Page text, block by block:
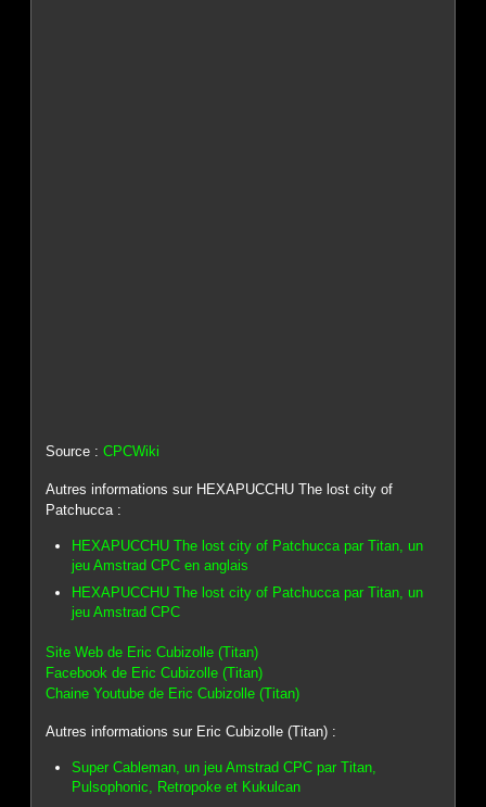
Source :CPCWiki
Autres informations sur HEXAPUCCHU The lost city of
Patchucca :
HEXAPUCCHU The lost city of Patchucca par Titan, un
jeu Amstrad CPC en anglais
HEXAPUCCHU The lost city of Patchucca par Titan, un
jeu Amstrad CPC
Site Web de Eric Cubizolle (Titan)
Facebook de Eric Cubizolle (Titan)
Chaine Youtube de Eric Cubizolle (Titan)
Autres informations sur Eric Cubizolle (Titan) :
Super Cableman, un jeu Amstrad CPC par Titan,
Pulsophonic, Retropoke et Kukulcan